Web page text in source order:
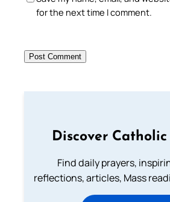
for the next time I comment.
Discover
Find daily prayers,
reflections, articles, Mass